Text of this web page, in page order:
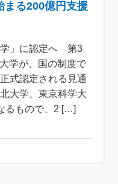
る200億円支援
学」に認定へ 第3
学が、国の制度で
式認定される見通
大学、東京科学大
るもので、2 […]